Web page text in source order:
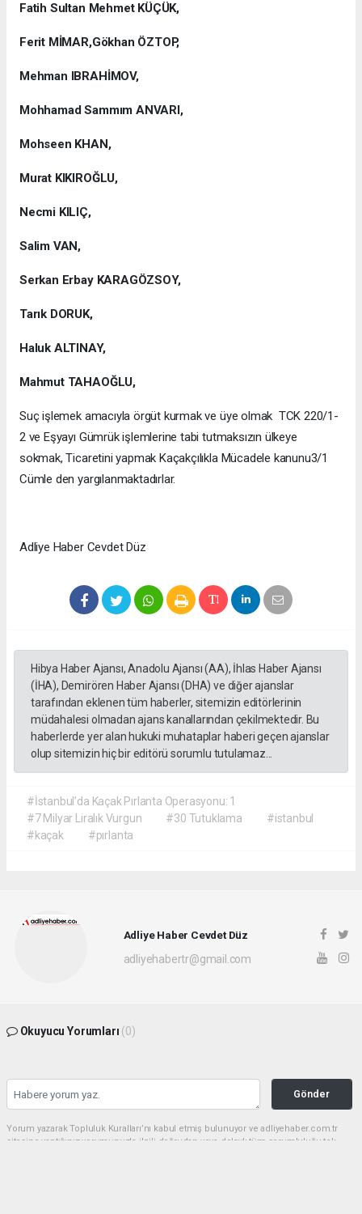
Fatih Sultan Mehmet KÜÇÜK,
Ferit MİMAR,Gökhan ÖZTOP,
Mehman IBRAHİMOV,
Mohhamad Sammım ANVARI,
Mohseen KHAN,
Murat KIKIROĞLU,
Necmi KILIÇ,
Salim VAN,
Serkan Erbay KARAGÖZSOY,
Tarık DORUK,
Haluk ALTINAY,
Mahmut TAHAOĞLU,
Suç işlemek amacıyla örgüt kurmak ve üye olmak TCK 220/1-
2 ve Eşyayı Gümrük işlemlerine tabi tutmaksızın ülkeye
sokmak, Ticaretini yapmak Kaçakçılıkla Mücadele kanunu3/1
Cümle den yargılanmaktadırlar.
Adliye Haber Cevdet Düz
Hibya Haber Ajansı, Anadolu Ajansı (AA), İhlas Haber Ajansı
(İHA), Demirören Haber Ajansı (DHA) ve diğer ajanslar
tarafından eklenen tüm haberler, sitemizin editörlerinin
müdahalesi olmadan ajans kanallarından çekilmektedir. Bu
haberlerde yer alan hukuki muhataplar haberi geçen ajanslar
olup sitemizin hiç bir editörü sorumlu tutulamaz...
#İstanbul’da Kaçak Pırlanta Operasyonu: 1
#7 Milyar Liralık Vurgun
#30 Tutuklama
#istanbul
#kaçak
#pırlanta
Adliye Haber Cevdet Düz
adliyehabertr@gmail.com
Okuyucu Yorumları (0)
Gönder
Yorum yazarak Topluluk Kuralları’nı kabul etmiş bulunuyor ve adliyehaber.com.tr
sitesine yaptığınız yorumunuzla ilgili doğrudan veya dolaylı tüm sorumluluğu tek